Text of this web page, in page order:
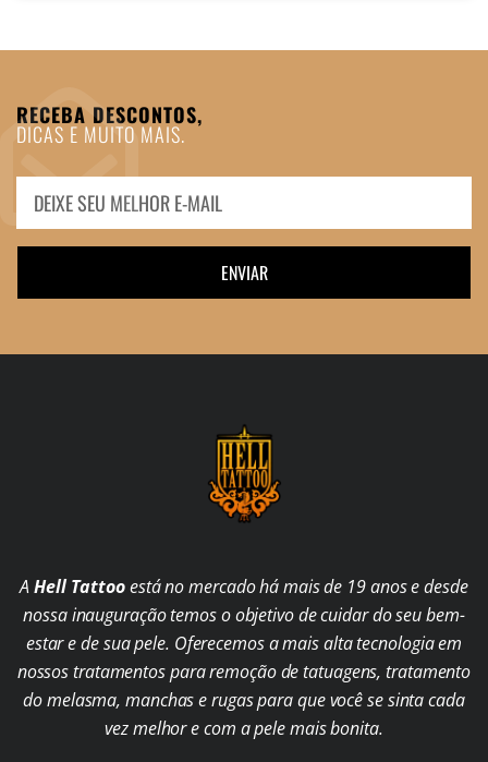
RECEBA DESCONTOS,
DICAS E MUITO MAIS.
ENVIAR
AHell Tattooestá no mercado há mais de 19 anos e desde
nossa inauguração temos o objetivo de cuidar do seu bem-
estar e de sua pele. Oferecemos a mais alta tecnologia em
nossos tratamentos para remoção de tatuagens, tratamento
do melasma, manchas e rugas para que você se sinta cada
vez melhor e com a pele mais bonita.